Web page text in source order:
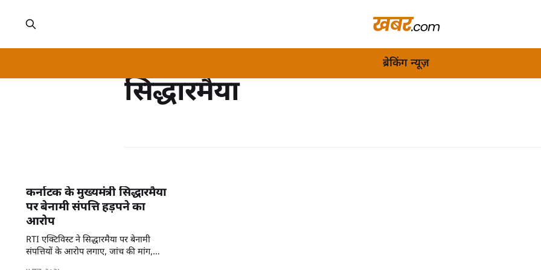
ब्रेकिंग न्यूज़
सिद्धारमैया
कर्नाटक के मुख्यमंत्री सिद्धारमैया
पर बेनामी संपत्ति हड़पने का
आरोप
RTI एक्टिविस्ट ने सिद्धारमैया पर बेनामी
संपत्तियों के आरोप लगाए, जांच की मांग,